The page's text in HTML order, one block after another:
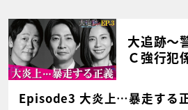
大追跡～
Ｃ強行犯
Episode3 大炎上…暴走する